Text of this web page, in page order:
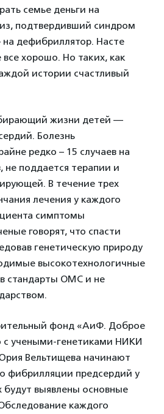
семье деньги на
подтвердивший синдром
дефибриллятор. Насте
все хорошо. Но таких, как
истории счастливый
жизни детей —
Болезнь
редко – 15 случаев на
не поддается терапии и
В течение трех
лечения у каждого
симптомы
говорят, что спасти
генетическую природу
высокотехнологичные
стандарты ОМС и не
фонд «АиФ. Доброе
с учеными-генетиками НИКИ
Вельтищева начинают
фибрилляции предсердий у
будут выявлены основные
каждого